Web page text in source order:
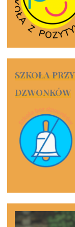
SZKOŁA
DZWONKÓW